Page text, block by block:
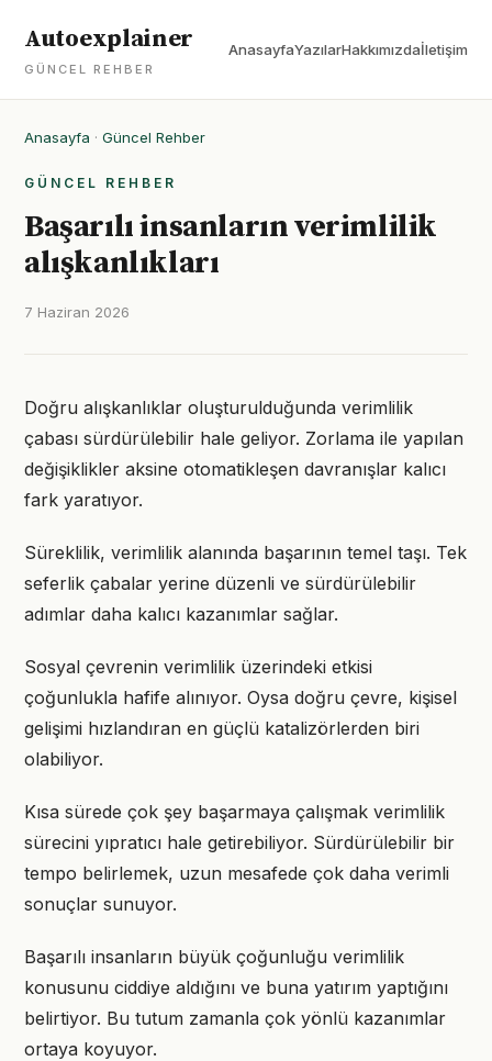
Autoexplainer
GÜNCEL REHBER
AnasayfaYazılarHakkımızdaİletişim
Anasayfa · Güncel Rehber
GÜNCEL REHBER
Başarılı insanların verimlilik
alışkanlıkları
7 Haziran 2026
Doğru alışkanlıklar oluşturulduğunda verimlilik
çabası sürdürülebilir hale geliyor. Zorlama ile yapılan
değişiklikler aksine otomatikleşen davranışlar kalıcı
fark yaratıyor.
Süreklilik, verimlilik alanında başarının temel taşı. Tek
seferlik çabalar yerine düzenli ve sürdürülebilir
adımlar daha kalıcı kazanımlar sağlar.
Sosyal çevrenin verimlilik üzerindeki etkisi
çoğunlukla hafife alınıyor. Oysa doğru çevre, kişisel
gelişimi hızlandıran en güçlü katalizörlerden biri
olabiliyor.
Kısa sürede çok şey başarmaya çalışmak verimlilik
sürecini yıpratıcı hale getirebiliyor. Sürdürülebilir bir
tempo belirlemek, uzun mesafede çok daha verimli
sonuçlar sunuyor.
Başarılı insanların büyük çoğunluğu verimlilik
konusunu ciddiye aldığını ve buna yatırım yaptığını
belirtiyor. Bu tutum zamanla çok yönlü kazanımlar
ortaya koyuyor.